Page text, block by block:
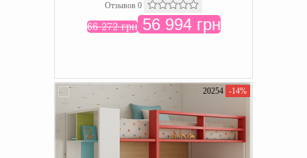
Отзывов 0
66 272 грн56 994 грн
20254 -14%